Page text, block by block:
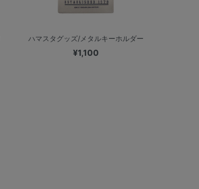
ハマスタグッズ/メタルキーホルダー
¥1,100